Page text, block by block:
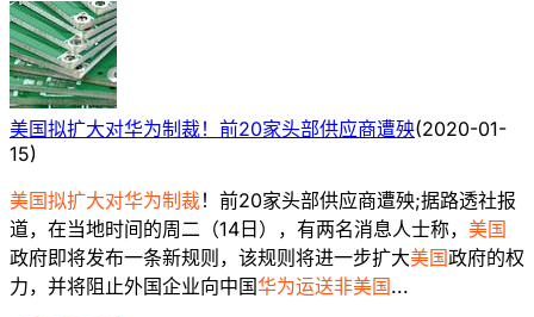
美国拟扩大对华为制裁！前20家头部供应商遭殃(2020-01-
15)
美国拟扩大对华为制裁！前20家头部供应商遭殃;据路透社报
道，在当地时间的周二（14日），有两名消息人士称， 美国
政府即将发布一条新规则，该规则将进一步扩大美国政府的权
力，并将阻止外国企业向中国华为运送非美国...